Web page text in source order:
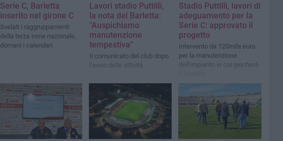
Serie C, Barletta
inserito nel girone C
Svelati i raggruppamenti
della terza serie nazionale,
domani i calendari
Lavori stadio Puttilli,
la nota del Barletta:
"Auspichiamo
manutenzione
tempestiva"
Il comunicato del club dopo
l'avvio delle attività
Stadio Puttilli, lavori di
adeguamento per la
Serie C: approvato il
progetto
Intervento da 120mila euro
per la manutenzione
dell'impianto in cui giocherà